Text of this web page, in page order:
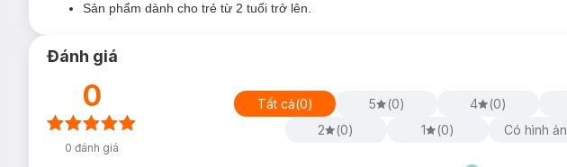
Tinh dầu Hương Thảo & Bạc Hàgiúp mang lại mùi hương dễ chịu khi sử dụng.
2. Kem Đánh Răng P/S Trắng Răng Than Hoạt Tính 230g
P/S Trắng Răng Than Hoạt Tính
với thành phần gốc tự nhiên kết hợp trong công thức
lành tính cho cả gia đình:
Sản phẩm dành cho trẻ từ 2 tuổi trở lên.
Đánh giá
0
0 đánh giá
Tất cả(0) 5 (0) 4 (0)
2
(0) 1 (0) Có hình